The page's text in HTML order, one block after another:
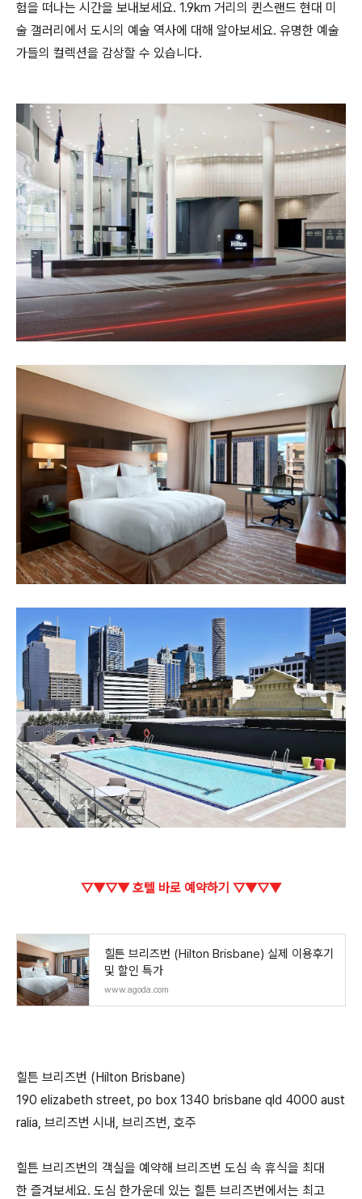
험을 떠나는 시간을 보내보세요. 1.9km 거리의 퀸스랜드 현대 미
술 갤러리에서 도시의 예술 역사에 대해 알아보세요. 유명한 예술
가들의 컬렉션을 감상할 수 있습니다.
▽▼▽▼ 호텔 바로 예약하기 ▽▼▽▼
힐튼 브리즈번 (Hilton Brisbane) 실제 이용후기
및 할인 특가
www.agoda.com
힐튼 브리즈번 (Hilton Brisbane)
190 elizabeth street, po box 1340 brisbane qld 4000 aust
ralia, 브리즈번 시내, 브리즈번, 호주
힐튼 브리즈번의 객실을 예약해 브리즈번 도심 속 휴식을 최대
한 즐겨보세요. 도심 한가운데 있는 힐튼 브리즈번에서는 최고